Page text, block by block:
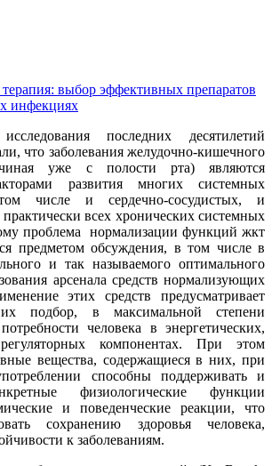
выбор эффективных препаратов
инфекциях
последних десятилетий
что заболевания желудочно-кишечного
уже с полости рта) являются
развития многих системных
числе и сердечно-сосудистых, и
всех хронических системных
проблема нормализации функций жкт
предметом обсуждения, в том числе в
и так называемого оптимального
арсенала средств нормализующих
этих средств предусматривает
подбор, в максимальной степени
человека в энергетических,
компонентах. При этом
вещества, содержащиеся в них, при
способны поддерживать и
физиологические функции
и поведенческие реакции, что
сохранению здоровья человека,
к заболеваниям.